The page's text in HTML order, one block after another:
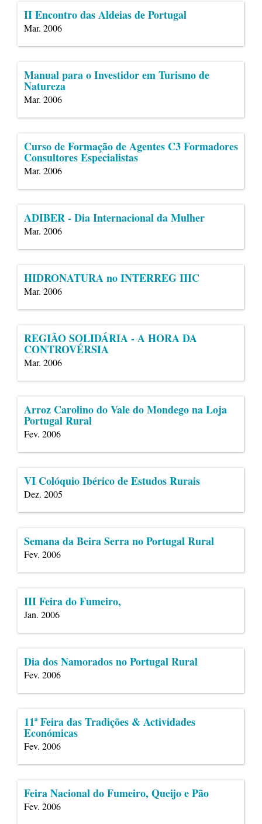
II Encontro das Aldeias de Portugal
Mar. 2006
Manual para o Investidor em Turismo de
Natureza
Mar. 2006
Curso de Formação de Agentes C3 Formadores
Consultores Especialistas
Mar. 2006
ADIBER - Dia Internacional da Mulher
Mar. 2006
HIDRONATURA no INTERREG IIIC
Mar. 2006
REGIÃO SOLIDÁRIA - A HORA DA
CONTROVÉRSIA
Mar. 2006
Arroz Carolino do Vale do Mondego na Loja
Portugal Rural
Fev. 2006
VI Colóquio Ibérico de Estudos Rurais
Dez. 2005
Semana da Beira Serra no Portugal Rural
Fev. 2006
III Feira do Fumeiro,
Jan. 2006
Dia dos Namorados no Portugal Rural
Fev. 2006
11ª Feira das Tradições & Actividades
Económicas
Fev. 2006
Feira Nacional do Fumeiro, Queijo e Pão
Fev. 2006